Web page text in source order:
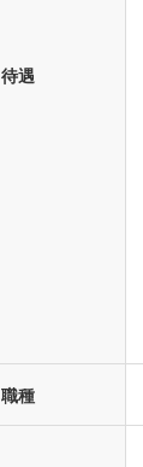
待遇
職種